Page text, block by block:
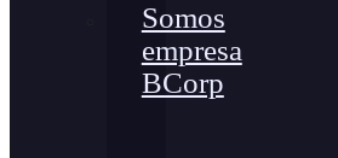
Somos
empresa
BCorp